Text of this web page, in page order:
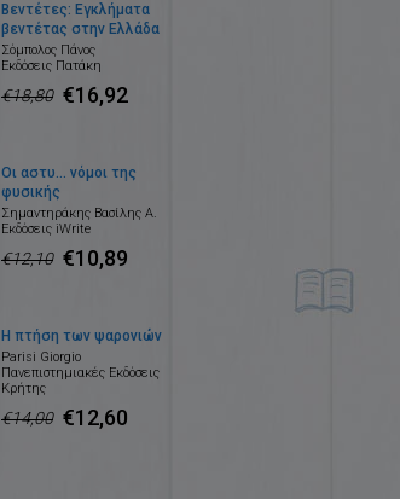
Βεντέτες: Εγκλήματα
βεντέτας στην Ελλάδα
Σόμπολος Πάνος
Εκδόσεις Πατάκη
€18,80 €16,92
Οι αστυ… νόμοι της
φυσικής
Σηµαντηράκης Βασίλης Α.
Εκδόσεις iWrite
€12,10 €10,89
Η πτήση των ψαρονιών
Parisi Giorgio
Πανεπιστημιακές Εκδόσεις
Κρήτης
€14,00 €12,60